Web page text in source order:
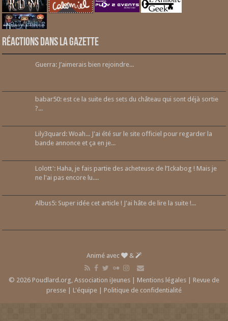
Réactions dans la gazette
Guerra: J’aimerais bien rejoindre...
babar50: est ce la suite des sets du château qui sont déjà sortie
?...
Lily3quard: Woah... J'ai été sur le site officiel pour regarder la
bande annonce et ça en je...
Lolott': Haha, je fais partie des acheteuse de l’Ickabog ! Mais je
ne l'ai pas encore lu....
Albus5: Super idée cet article ! J'ai hâte de lire la suite !...
Animé avec &
© 2026 Poudlard.org, Association iJeunes | Mentions légales | Revue de
presse | L'équipe | Politique de confidentialité